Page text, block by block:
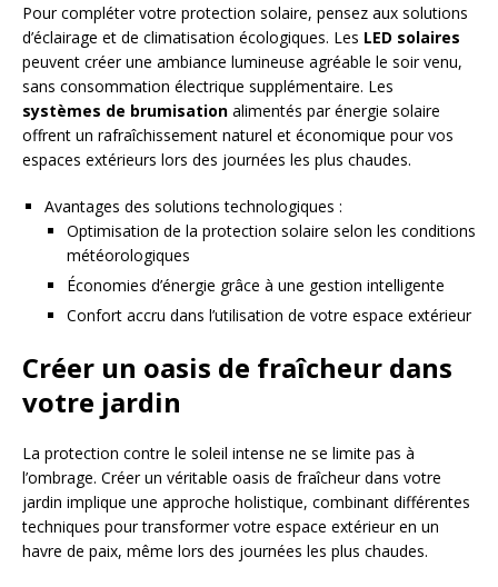
Pour compléter votre protection solaire, pensez aux solutions
d’éclairage et de climatisation écologiques. Les LED solaires
peuvent créer une ambiance lumineuse agréable le soir venu,
sans consommation électrique supplémentaire. Les
systèmes de brumisation alimentés par énergie solaire
offrent un rafraîchissement naturel et économique pour vos
espaces extérieurs lors des journées les plus chaudes.
Avantages des solutions technologiques :
Optimisation de la protection solaire selon les conditions
météorologiques
Économies d’énergie grâce à une gestion intelligente
Confort accru dans l’utilisation de votre espace extérieur
Créer un oasis de fraîcheur dans
votre jardin
La protection contre le soleil intense ne se limite pas à
l’ombrage. Créer un véritable oasis de fraîcheur dans votre
jardin implique une approche holistique, combinant différentes
techniques pour transformer votre espace extérieur en un
havre de paix, même lors des journées les plus chaudes.